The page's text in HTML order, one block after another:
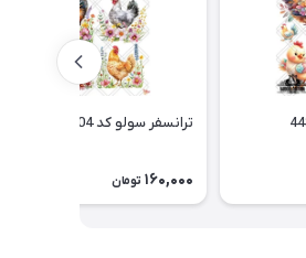
ترانسفر سولو کد 44304
160,000 تومان